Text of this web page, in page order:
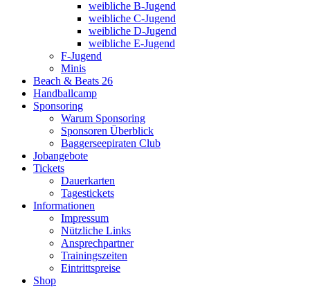
weibliche B-Jugend
weibliche C-Jugend
weibliche D-Jugend
weibliche E-Jugend
F-Jugend
Minis
Beach & Beats 26
Handballcamp
Sponsoring
Warum Sponsoring
Sponsoren Überblick
Baggerseepiraten Club
Jobangebote
Tickets
Dauerkarten
Tagestickets
Informationen
Impressum
Nützliche Links
Ansprechpartner
Trainingszeiten
Eintrittspreise
Shop